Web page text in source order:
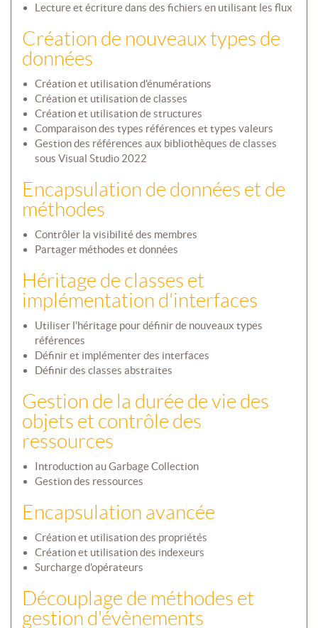
Lecture et écriture dans des fichiers en utilisant les flux
Création de nouveaux types de
données
Création et utilisation d'énumérations
Création et utilisation de classes
Création et utilisation de structures
Comparaison des types références et types valeurs
Gestion des références aux bibliothèques de classes
sous Visual Studio 2022
Encapsulation de données et de
méthodes
Contrôler la visibilité des membres
Partager méthodes et données
Héritage de classes et
implémentation d'interfaces
Utiliser l'héritage pour définir de nouveaux types
références
Définir et implémenter des interfaces
Définir des classes abstraites
Gestion de la durée de vie des
objets et contrôle des
ressources
Introduction au Garbage Collection
Gestion des ressources
Encapsulation avancée
Création et utilisation des propriétés
Création et utilisation des indexeurs
Surcharge d'opérateurs
Découplage de méthodes et
gestion d'évènements